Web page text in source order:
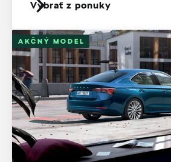
Vybrať z ponuky
AKČNÝ MODEL